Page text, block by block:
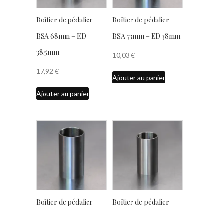
Boîtier de pédalier
BSA 68mm – ED
38.5mm
17,92 €
Ajouter au panier
Boîtier de pédalier
BSA 73mm – ED 38mm
10,03 €
Ajouter au panier
Boîtier de pédalier
Boîtier de pédalier